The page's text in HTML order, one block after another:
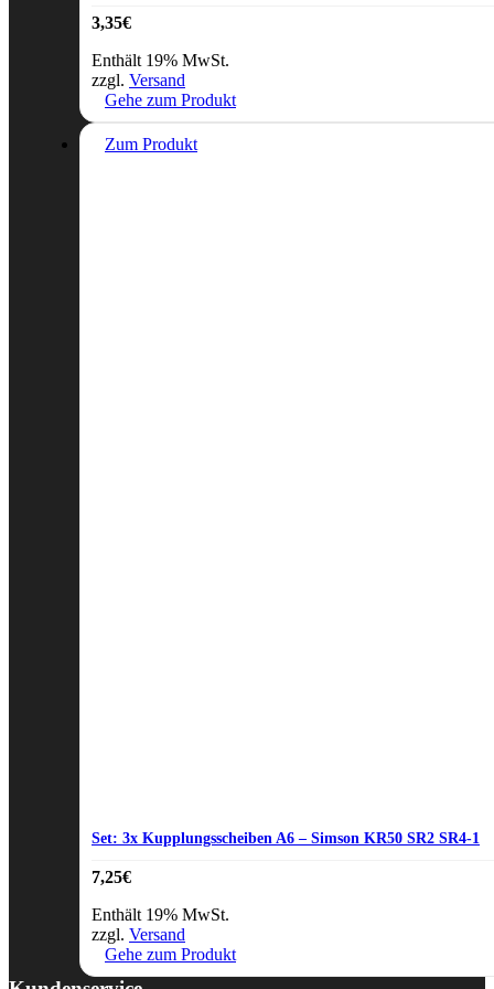
3,35€
Enthält 19% MwSt.
zzgl. Versand
Gehe zum Produkt
Zum Produkt
Set: 3x Kupplungsscheiben A6 – Simson KR50 SR2 SR4-1
7,25€
Enthält 19% MwSt.
zzgl. Versand
Gehe zum Produkt